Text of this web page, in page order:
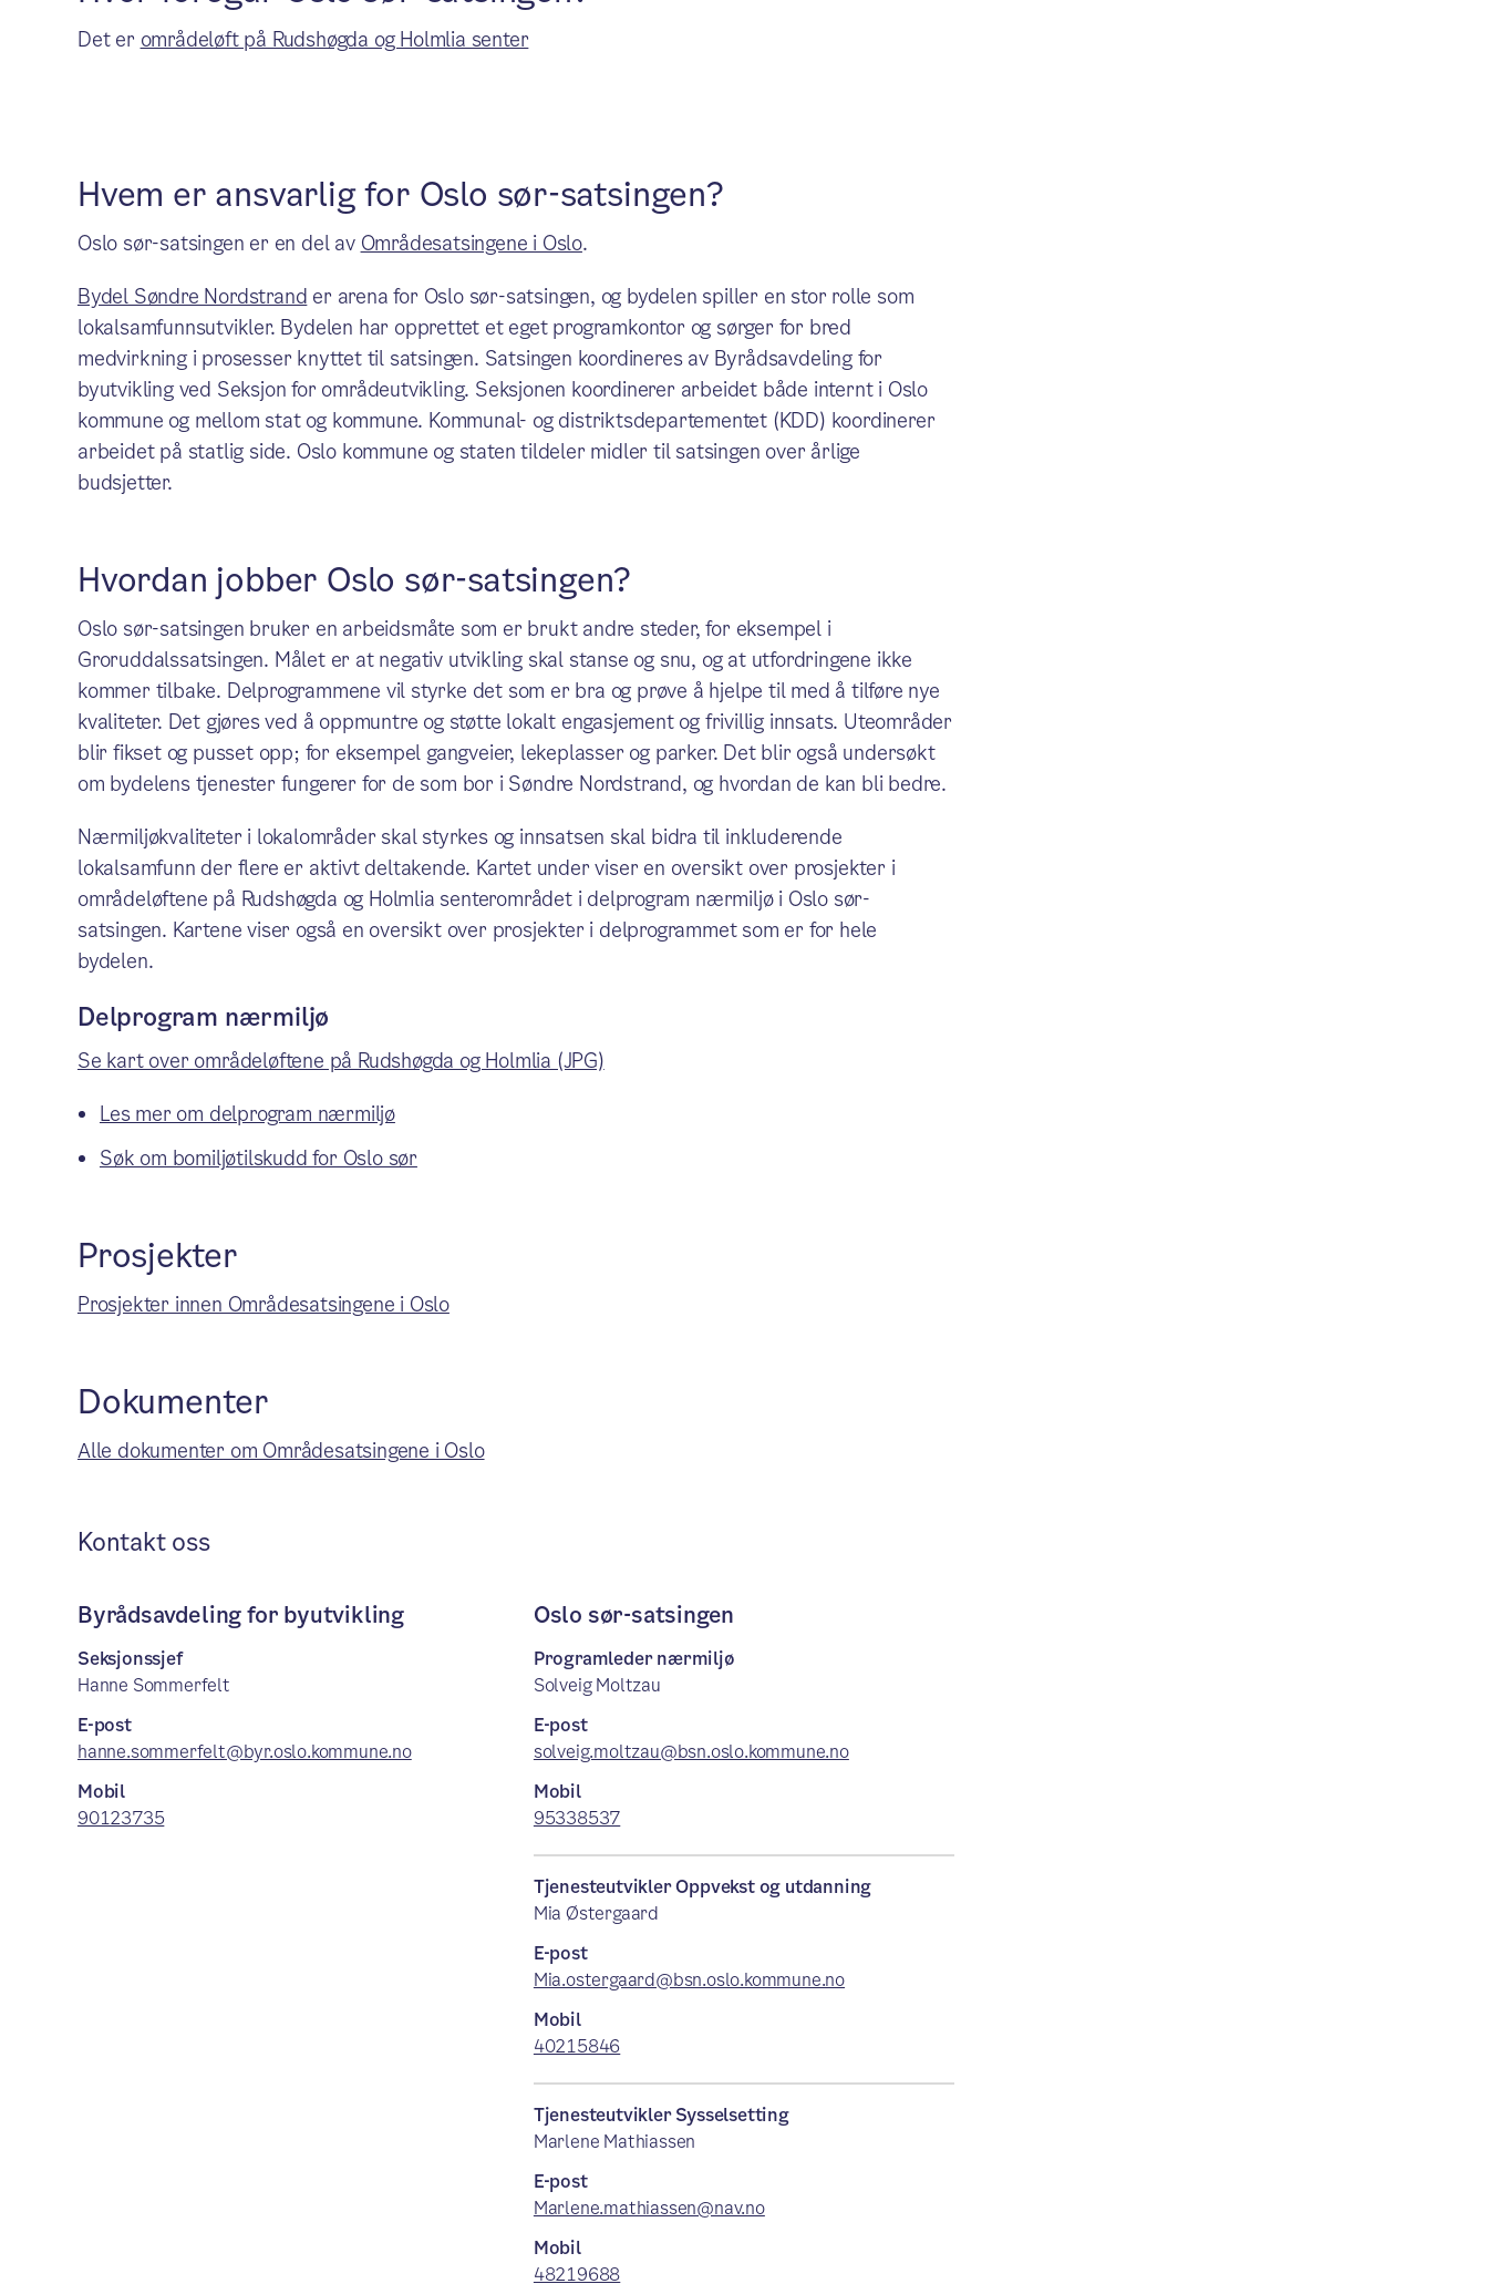
Det er områdeløft på Rudshøgda og Holmlia senter
Hvem er ansvarlig for Oslo sør-satsingen?
Oslo sør-satsingen er en del av Områdesatsingene i Oslo.
Bydel Søndre Nordstrand er arena for Oslo sør-satsingen, og bydelen spiller en stor rolle som
lokalsamfunnsutvikler. Bydelen har opprettet et eget programkontor og sørger for bred
medvirkning i prosesser knyttet til satsingen. Satsingen koordineres av Byrådsavdeling for
byutvikling ved Seksjon for områdeutvikling. Seksjonen koordinerer arbeidet både internt i Oslo
kommune og mellom stat og kommune. Kommunal- og distriktsdepartementet (KDD) koordinerer
arbeidet på statlig side. Oslo kommune og staten tildeler midler til satsingen over årlige
budsjetter.
Hvordan jobber Oslo sør-satsingen?
Oslo sør-satsingen bruker en arbeidsmåte som er brukt andre steder, for eksempel i
Groruddalssatsingen. Målet er at negativ utvikling skal stanse og snu, og at utfordringene ikke
kommer tilbake. Delprogrammene vil styrke det som er bra og prøve å hjelpe til med å tilføre nye
kvaliteter. Det gjøres ved å oppmuntre og støtte lokalt engasjement og frivillig innsats. Uteområder
blir fikset og pusset opp; for eksempel gangveier, lekeplasser og parker. Det blir også undersøkt
om bydelens tjenester fungerer for de som bor i Søndre Nordstrand, og hvordan de kan bli bedre.
Nærmiljøkvaliteter i lokalområder skal styrkes og innsatsen skal bidra til inkluderende
lokalsamfunn der flere er aktivt deltakende. Kartet under viser en oversikt over prosjekter i
områdeløftene på Rudshøgda og Holmlia senterområdet i delprogram nærmiljø i Oslo sør-
satsingen. Kartene viser også en oversikt over prosjekter i delprogrammet som er for hele
bydelen.
Delprogram nærmiljø
Se kart over områdeløftene på Rudshøgda og Holmlia (JPG)
Les mer om delprogram nærmiljø
Søk om bomiljøtilskudd for Oslo sør
Prosjekter
Prosjekter innen Områdesatsingene i Oslo
Dokumenter
Alle dokumenter om Områdesatsingene i Oslo
Kontakt oss
Byrådsavdeling for byutvikling
Seksjonssjef
Hanne Sommerfelt
E-post
hanne.sommerfelt@byr.oslo.kommune.no
Mobil
90123735
Oslo sør-satsingen
Programleder nærmiljø
Solveig Moltzau
E-post
solveig.moltzau@bsn.oslo.kommune.no
Mobil
95338537
Tjenesteutvikler Oppvekst og utdanning
Mia Østergaard
E-post
Mia.ostergaard@bsn.oslo.kommune.no
Mobil
40215846
Tjenesteutvikler Sysselsetting
Marlene Mathiassen
E-post
Marlene.mathiassen@nav.no
Mobil
48219688